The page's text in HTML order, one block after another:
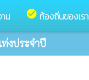
น check_circle ท้องถิ่นของเรา
งประจำปี